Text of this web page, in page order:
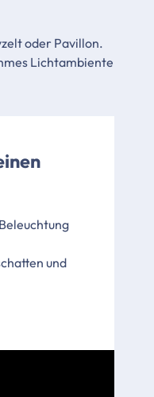
oder Pavillon.
Lichtambiente
und